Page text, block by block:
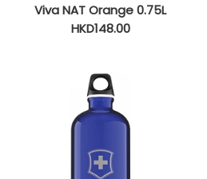
Viva NAT Orange 0.75L
HKD148.00